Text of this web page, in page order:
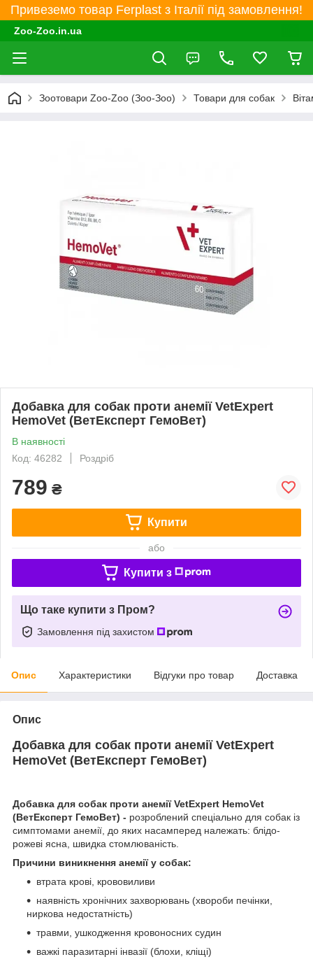
Привеземо товар Ferplast з Італії під замовлення!
Zoo-Zoo.in.ua
Зоотовари Zoo-Zoo (Зоо-Зоо) Товари для собак
Добавка для собак проти анемії VetExpert
HemoVet (ВетЕксперт ГемоВет)
В наявності
Код: 46282
Роздріб
789 ₴
Купити
або
Купити з
Що таке купити з Пром?
Замовлення під захистом
Опис Характеристики Відгуки про товар Доставка
Опис
Добавка для собак проти анемії VetExpert
HemoVet (ВетЕксперт ГемоВет)
Добавка для собак проти анемії VetExpert HemoVet
(ВетЕксперт ГемоВет) - розроблений спеціально для собак із
симптомами анемії, до яких насамперед належать: блідо-
рожеві ясна, швидка стомлюваність.
Причини виникнення анемії у собак:
втрата крові, крововиливи
наявність хронічних захворювань (хвороби печінки,
ниркова недостатність)
травми, ушкодження кровоносних судин
важкі паразитарні інвазії (блохи, кліщі)